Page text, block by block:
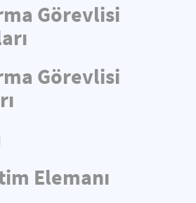
Görevlisi
Görevlisi
Elemanı